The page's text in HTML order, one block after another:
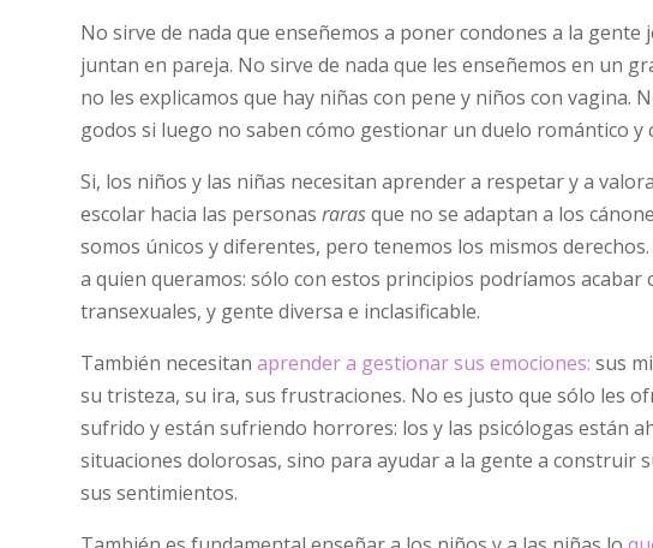
No sirve de nada que enseñemos a poner condones a la
juntan en pareja. No sirve de nada que les enseñemos en un
no les explicamos que hay niñas con pene y niños con vagina.
godos si luego no saben cómo gestionar un duelo romántico y
Si, los niños y las niñas necesitan aprender a respetar y a
escolar hacia las personasrarasque no se adaptan a los
somos únicos y diferentes, pero tenemos los mismos derechos.
a quien queramos: sólo con estos principios podríamos acabar
transexuales, y gente diversa e inclasificable.
También necesitanaprender a gestionar sus emociones: sus
su tristeza, su ira, sus frustraciones. No es justo que sólo les
sufrido y están sufriendo horrores: los y las psicólogas están
situaciones dolorosas, sino para ayudar a la gente a
sus sentimientos.